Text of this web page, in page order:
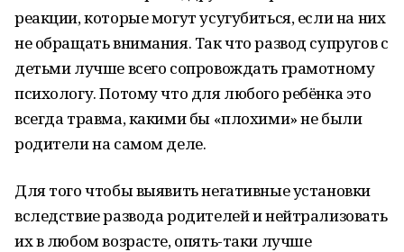
реакции, которые могут усугубиться, если на них
не обращать внимания. Так что развод супругов с
детьми лучше всего сопровождать грамотному
психологу. Потому что для любого ребёнка это
всегда травма, какими бы «плохими» не были
родители на самом деле.
Для того чтобы выявить негативные установки
вследствие развода родителей и нейтрализовать
их в любом возрасте, опять-таки лучше